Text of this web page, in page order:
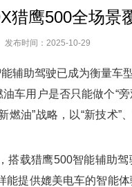
猎鹰500全场景
布时间：2025-10-29
助驾驶已成为衡量车
车用户是否只能做个“旁
油”战略，以“新技术”
载猎鹰500智能辅助驾
提供媲美电车的智能体